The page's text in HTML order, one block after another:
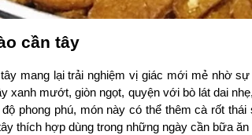
cần tây
mang lại trải nghiệm vị giác mới mẻ nhờ
xanh mướt, giòn ngọt, quyện với bò lát dai
phong phú, món này có thể thêm cà rốt
thích hợp dùng trong những ngày cần bữa